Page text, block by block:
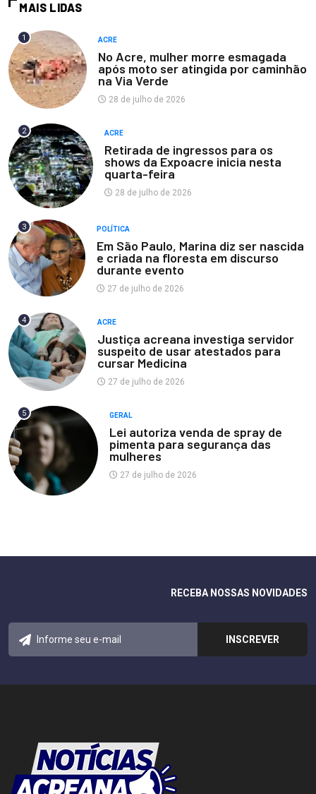
MAIS LIDAS
1 ACRE
No Acre, mulher morre esmagada
após moto ser atingida por caminhão
na Via Verde
28 de julho de 2026
2 ACRE
Retirada de ingressos para os
shows da Expoacre inicia nesta
quarta-feira
28 de julho de 2026
3 POLÍTICA
Em São Paulo, Marina diz ser nascida
e criada na floresta em discurso
durante evento
27 de julho de 2026
4 ACRE
Justiça acreana investiga servidor
suspeito de usar atestados para
cursar Medicina
27 de julho de 2026
5 GERAL
Lei autoriza venda de spray de
pimenta para segurança das
mulheres
27 de julho de 2026
RECEBA NOSSAS NOVIDADES